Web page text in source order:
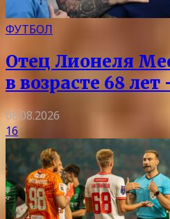
ФУТБОЛ
Отец Лионеля
в возрасте 68
08.08.2026
16